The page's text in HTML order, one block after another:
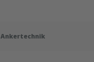
Ankertechnik